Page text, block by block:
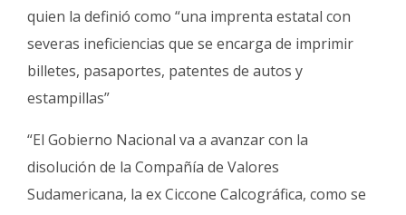
quien la definió como “una imprenta estatal con
severas ineficiencias que se encarga de imprimir
billetes, pasaportes, patentes de autos y
estampillas”
“El Gobierno Nacional va a avanzar con la
disolución de la Compañía de Valores
Sudamericana, la ex Ciccone Calcográfica, como se